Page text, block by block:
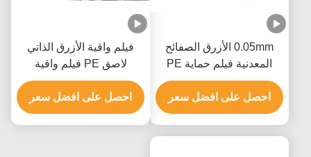
0.05mm الأزرق الصفائح
المعدنية فيلم حماية PE
للوحة الألومنيوم المركبة
احصل على افضل سعر
فيلم واقية الأزرق الذاتي
لاصق PE فيلم واقية
شاتيربروف
احصل على افضل سعر